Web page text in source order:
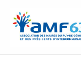
contenu